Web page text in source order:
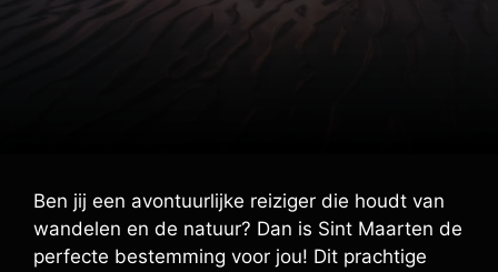
Ben jij een avontuurlijke reiziger die houdt van
wandelen en de natuur? Dan is Sint Maarten de
perfecte bestemming voor jou! Dit prachtige